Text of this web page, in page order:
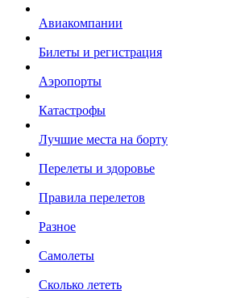
Авиакомпании
Билеты и регистрация
Аэропорты
Катастрофы
Лучшие места на борту
Перелеты и здоровье
Правила перелетов
Разное
Самолеты
Сколько лететь